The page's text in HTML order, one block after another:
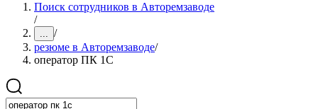
Поиск сотрудников в Авторемзаводе
/
... /
резюме в Авторемзаводе/
оператор ПК 1С